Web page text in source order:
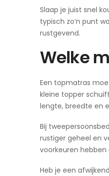
Slaap je juist snel
typisch zo’n punt
rustgevend.
Welke
Een topmatras
kleine topper
lengte, breedte en
Bij
rustiger geheel en
voorkeuren
Heb je een